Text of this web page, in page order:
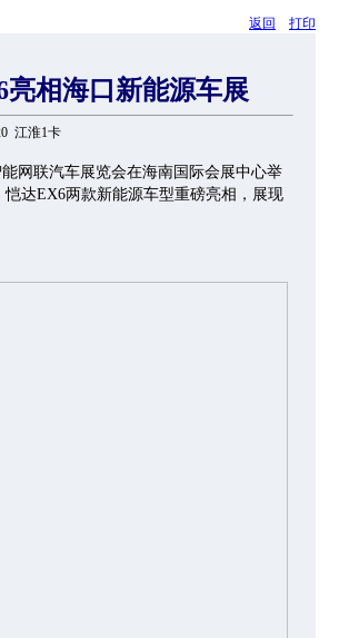
返回 打印
亮相海口新能源车展
江淮1卡
网联汽车展览会在海南国际会展中心举
达EX6两款新能源车型重磅亮相，展现